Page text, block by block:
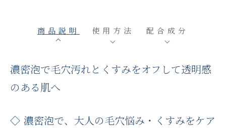
商品説明 使用方法 配合成分
濃密泡で毛穴汚れとくすみをオフして透明感
のある肌へ
◇ 濃密泡で、大人の毛穴悩み・くすみをケア